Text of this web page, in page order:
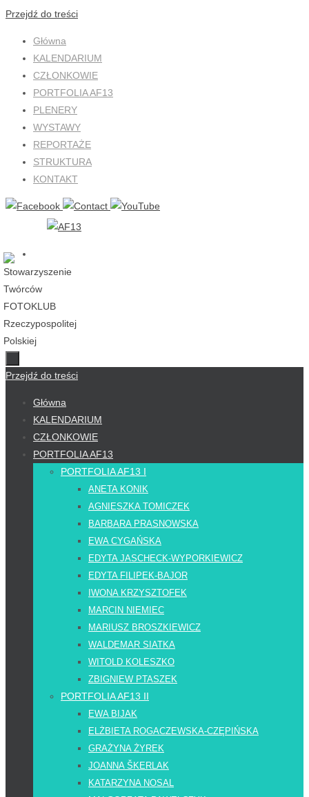
Przejdź do treści
Główna
KALENDARIUM
CZŁONKOWIE
PORTFOLIA AF13
PLENERY
WYSTAWY
REPORTAŻE
STRUKTURA
KONTAKT
Przejdź do treści
Główna
KALENDARIUM
CZŁONKOWIE
PORTFOLIA AF13
PORTFOLIA AF13 I
ANETA KONIK
AGNIESZKA TOMICZEK
BARBARA PRASNOWSKA
EWA CYGAŃSKA
EDYTA JASCHECK-WYPORKIEWICZ
EDYTA FILIPEK-BAJOR
IWONA KRZYSZTOFEK
MARCIN NIEMIEC
MARIUSZ BROSZKIEWICZ
WALDEMAR SIATKA
WITOLD KOLESZKO
ZBIGNIEW PTASZEK
PORTFOLIA AF13 II
EWA BIJAK
ELŻBIETA ROGACZEWSKA-CZĘPIŃSKA
GRAŻYNA ŻYREK
JOANNA ŠKERLAK
KATARZYNA NOSAL